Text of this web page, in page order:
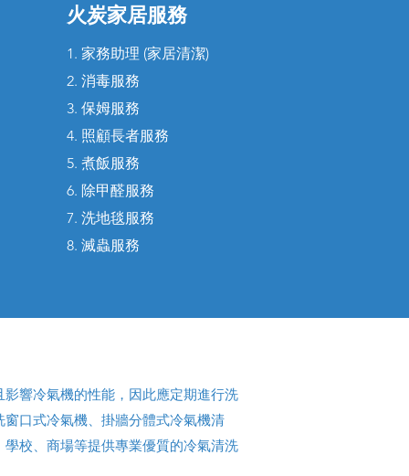
火炭家居服務
1. 家務助理 (家居清潔)
2. 消毒服務
3. 保姆服務
4. 照顧長者服務
5. 煮飯服務
6. 除甲醛服務
7. 洗地毯服務
8. 滅蟲服務
響冷氣機的性能，因此應定期進行洗
口式冷氣機、掛牆分體式冷氣機清
校、商場等提供專業優質的冷氣清洗